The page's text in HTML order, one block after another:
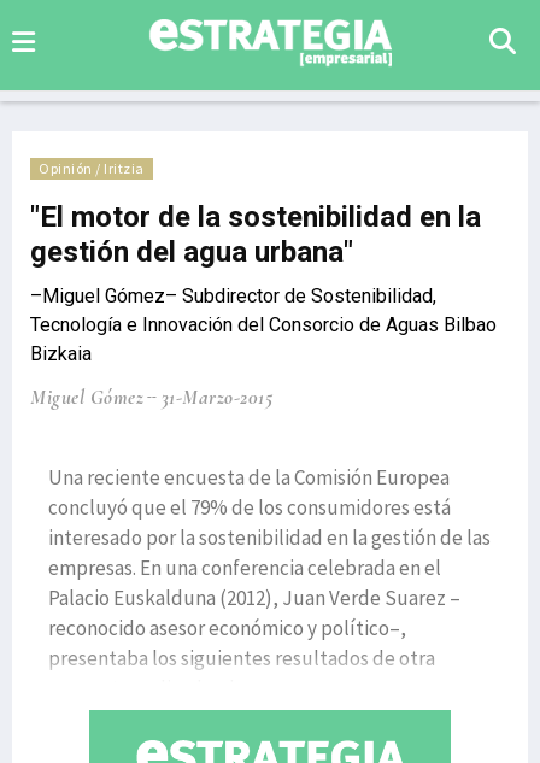
Opinión / Iritzia
"El motor de la sostenibilidad en la
gestión del agua urbana"
–Miguel Gómez– Subdirector de Sostenibilidad,
Tecnología e Innovación del Consorcio de Aguas Bilbao
Bizkaia
Miguel Gómez 31-Marzo-2015
Una reciente encuesta de la Comisión Europea
concluyó que el 79% de los consumidores está
interesado por la sostenibilidad en la gestión de las
empresas. En una conferencia celebrada en el
Palacio Euskalduna (2012), Juan Verde Suarez –
reconocido asesor económico y político–,
presentaba los siguientes resultados de otra